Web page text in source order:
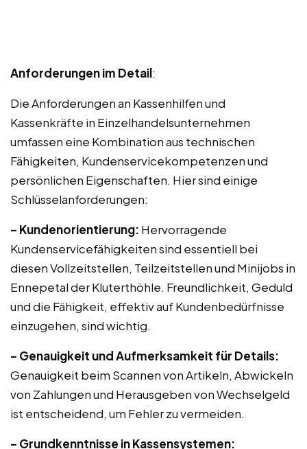
Anforderungen im Detail:
Die Anforderungen an Kassenhilfen und
Kassenkräfte in Einzelhandelsunternehmen
umfassen eine Kombination aus technischen
Fähigkeiten, Kundenservicekompetenzen und
persönlichen Eigenschaften. Hier sind einige
Schlüsselanforderungen:
– Kundenorientierung: Hervorragende
Kundenservicefähigkeiten sind essentiell bei
diesen Vollzeitstellen, Teilzeitstellen und Minijobs in
Ennepetal der Kluterthöhle. Freundlichkeit, Geduld
und die Fähigkeit, effektiv auf Kundenbedürfnisse
einzugehen, sind wichtig.
– Genauigkeit und Aufmerksamkeit für Details:
Genauigkeit beim Scannen von Artikeln, Abwickeln
von Zahlungen und Herausgeben von Wechselgeld
ist entscheidend, um Fehler zu vermeiden.
– Grundkenntnisse in Kassensystemen: